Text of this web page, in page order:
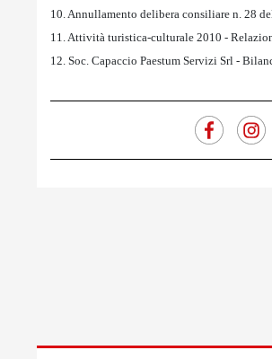
10. Annullamento delibera consiliare n. 28
11. Attività turistica-culturale 2010 -
12. Soc. Capaccio Paestum Servizi Srl -